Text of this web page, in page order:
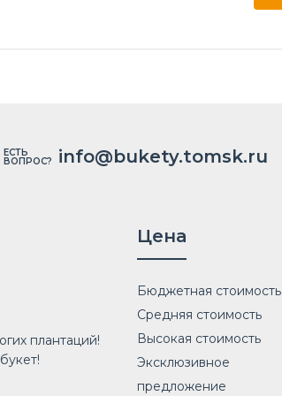
ЕСТЬ
ВОПРОС? info@bukety.tomsk.ru
плантаций!
Цена
Бюджетная стоимость
Средняя стоимость
Высокая стоимость
Эксклюзивное
предложение